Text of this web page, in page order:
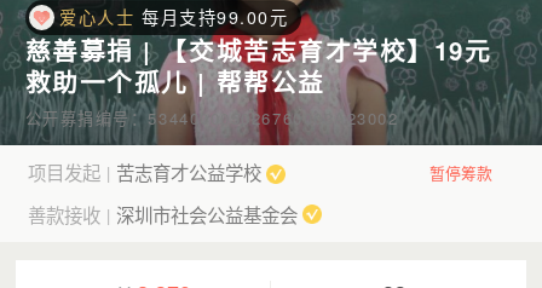
爱心人士 每月支持19.00元
凉白开 每月支持19.00元
爱心人士 每月支持19.00元
燕家闺女 每月支持20.00元
每月支持99.00元
爱心人士
每月支持19.00元
慈善募捐 | 【交城苦志育才学校】19元
救助一个孤儿 | 帮帮公益
公开募捐编号：534400005026760003A23002
项目发起 | 苦志育才公益学校 暂停筹款
善款接收 | 深圳市社会公益基金会